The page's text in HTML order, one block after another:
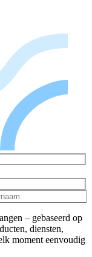
– gebaseerd op
diensten,
moment eenvoudig